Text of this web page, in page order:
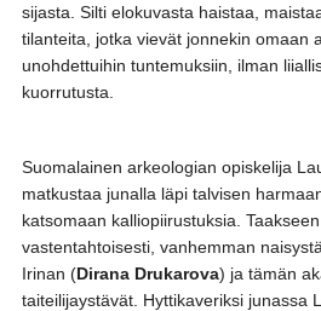
sijasta. Silti elokuvasta haistaa,
tilanteita, jotka vievät jonnekin omaan
unohdettuihin tuntemuksiin, ilman
kuorrutusta.
Suomalainen arkeologian opiskelija
matkustaa junalla läpi talvisen
katsomaan kalliopiirustuksia.
vastentahtoisesti, vanhemman
Irinan (Dirana Drukarova) ja tämän
taiteilijaystävät. Hyttikaveriksi junassa